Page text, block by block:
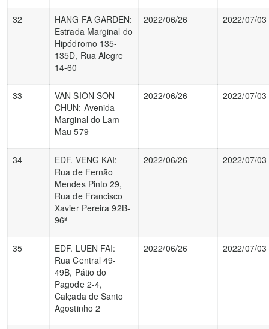
32
HANG FA GARDEN:
Estrada Marginal do
Hipódromo 135-
135D, Rua Alegre
14-60
2022/06/26 2022/07/03
33
VAN SION SON
CHUN: Avenida
Marginal do Lam
Mau 579
2022/06/26 2022/07/03
34
EDF. VENG KAI:
Rua de Fernão
Mendes Pinto 29,
Rua de Francisco
Xavier Pereira 92B-
96ª
2022/06/26 2022/07/03
35
EDF. LUEN FAI:
Rua Central 49-
49B, Pátio do
Pagode 2-4,
Calçada de Santo
Agostinho 2
2022/06/26 2022/07/03